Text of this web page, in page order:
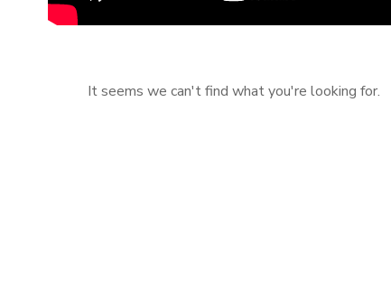
It seems we can't find what you're looking for.